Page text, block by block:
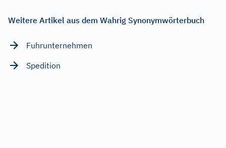
Weitere Artikel aus dem Wahrig Synonymwörterbuch
Fuhrunternehmen
Spedition